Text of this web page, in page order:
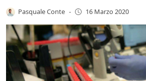
Pasquale Conte - 16 Marzo 2020